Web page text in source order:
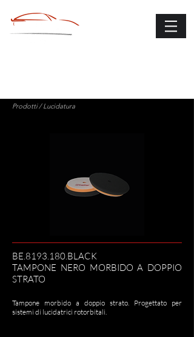
Prodotti/ Lucidatura
BE.8193.180.BLACK
TAMPONE NERO MORBIDO A DOPPIO
STRATO
Tampone morbido a doppio strato. Progettato per
sistemi di lucidatrici rotorbitali.